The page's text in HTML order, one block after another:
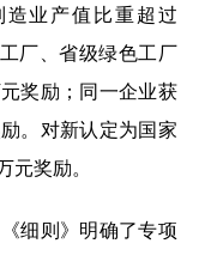
业产值比重超过
厂、省级绿色工厂
奖励；同一企业获
。对新认定为国家
元奖励。
细则》明确了专项